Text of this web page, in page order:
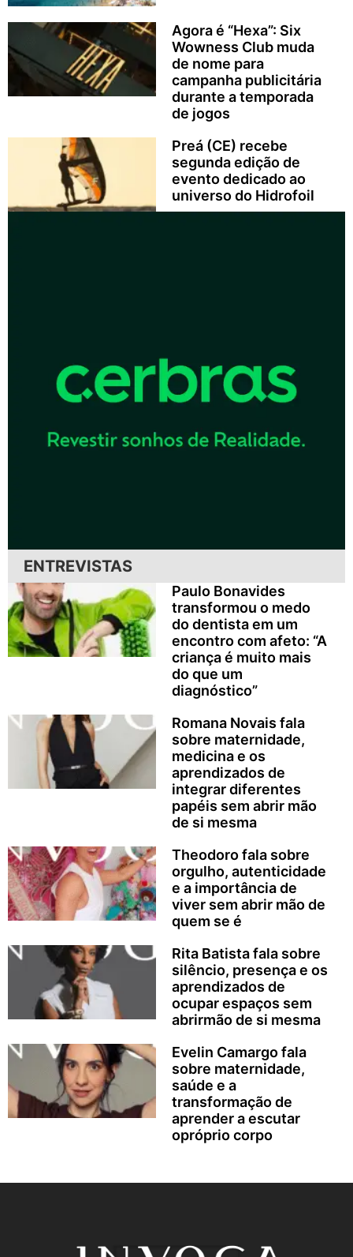
Agora é “Hexa”: Six
Wowness Club muda
de nome para
campanha publicitária
durante a temporada
de jogos
Preá (CE) recebe
segunda edição de
evento dedicado ao
universo do Hidrofoil
ENTREVISTAS
Paulo Bonavides
transformou o medo
do dentista em um
encontro com afeto: “A
criança é muito mais
do que um
diagnóstico”
Romana Novais fala
sobre maternidade,
medicina e os
aprendizados de
integrar diferentes
papéis sem abrir mão
de si mesma
Theodoro fala sobre
orgulho, autenticidade
e a importância de
viver sem abrir mão de
quem se é
Rita Batista fala sobre
silêncio, presença e os
aprendizados de
ocupar espaços sem
abrirmão de si mesma
Evelin Camargo fala
sobre maternidade,
saúde e a
transformação de
aprender a escutar
opróprio corpo